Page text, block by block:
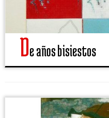
De años bisiestos